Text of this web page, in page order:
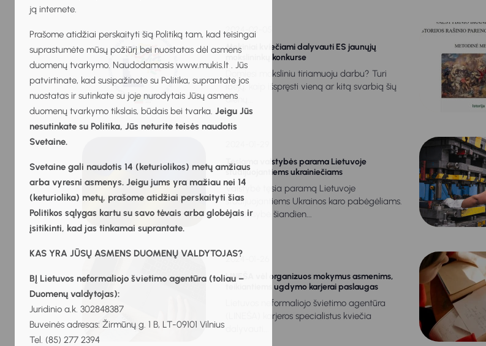
ją internete.
Prašome atidžiai perskaityti šią Politiką tam, kad teisingai
suprastumėte mūsų požiūrį bei nuostatas dėl asmens
duomenų tvarkymo. Naudodamasis www.mukis.lt . Jūs
patvirtinate, kad susipažinote su Politika, suprantate jos
nuostatas ir sutinkate su joje nurodytais Jūsų asmens
duomenų tvarkymo tikslais, būdais bei tvarka. Jeigu Jūs
nesutinkate su Politika, Jūs neturite teisės naudotis
Svetaine.
Svetaine gali naudotis 14 (keturiolikos) metų amžiaus
arba vyresni asmenys. Jeigu jums yra mažiau nei 14
(keturiolika) metų, prašome atidžiai perskaityti šias
Politikos sąlygas kartu su savo tėvais arba globėjais ir
įsitikinti, kad jas tinkamai suprantate.
KAS YRA JŪSŲ ASMENS DUOMENŲ VALDYTOJAS?
BĮ Lietuvos neformaliojo švietimo agentūra (toliau –
Duomenų valdytojas):
Juridinio a.k. 302848387
Buveinės adresas: Žirmūnų g. 1 B, LT-09101 Vilnius
Tel. (85) 277 2394
2024-02-05
Mokiniai kviečiami dalyvauti ES jaunųjų
mokslininkų konkurse
Domiesi moksliniu tiriamuoju darbu? Turi
idėjų, kaip išspręsti vieną ar kitą svarbią šių
dienų...
Tęsiama valstybės parama Lietuvoje
studijuojantiems ukrainiečiams
Valstybė tęsia paramą Lietuvoje
studijuojantiems Ukrainos karo pabėgėliams.
Vyriausybė šiandien...
2024-01-26
LINEŠA vėl organizuos mokymus asmenims,
teikiantiems ugdymo karjerai paslaugas
Lietuvos neformaliojo švietimo agentūra
(LINEŠA) karjeros specialistus kviečia